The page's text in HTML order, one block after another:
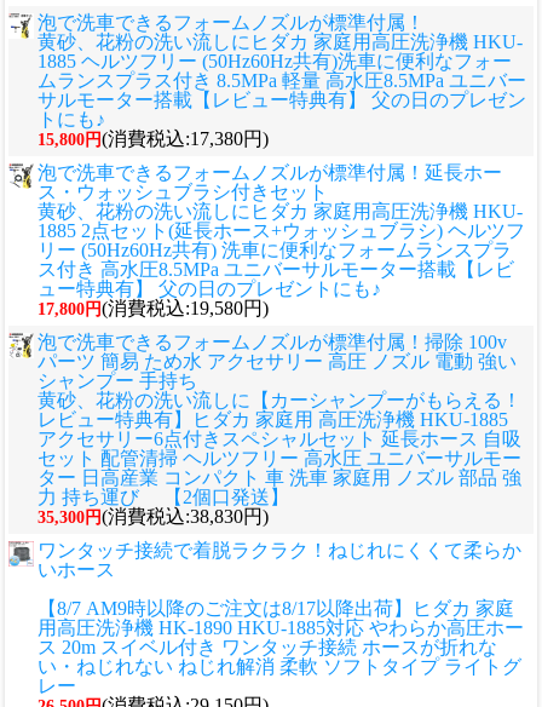
泡で洗車できるフォームノズルが標準付属！
黄砂、花粉の洗い流しに ヒダカ 家庭用高圧洗浄機 HKU-
1885 ヘルツフリー (50Hz60Hz共有)洗車に便利なフォー
ムランスプラス付き 8.5MPa 軽量 高水圧8.5MPa ユニバー
サルモーター搭載【レビュー特典有】 父の日のプレゼン
トにも♪
15,800円(消費税込:17,380円)
泡で洗車できるフォームノズルが標準付属！延長ホー
ス・ウォッシュブラシ付きセット
黄砂、花粉の洗い流しに ヒダカ 家庭用高圧洗浄機 HKU-
1885 2点セット(延長ホース+ウォッシュブラシ) ヘルツフ
リー (50Hz60Hz共有) 洗車に便利なフォームランスプラ
ス付き 高水圧8.5MPa ユニバーサルモーター搭載【レビ
ュー特典有】 父の日のプレゼントにも♪
17,800円(消費税込:19,580円)
泡で洗車できるフォームノズルが標準付属！掃除 100v
パーツ 簡易 ため水 アクセサリー 高圧 ノズル 電動 強い
シャンプー 手持ち
黄砂、花粉の洗い流しに
【カーシャンプーがもらえる！
レビュー特典有】ヒダカ 家庭用 高圧洗浄機 HKU-1885
アクセサリー6点付きスペシャルセット 延長ホース 自吸
セット 配管清掃 ヘルツフリー 高水圧 ユニバーサルモー
ター 日高産業 コンパクト 車 洗車 家庭用 ノズル 部品 強
力 持ち運び 【2個口発送】
35,300円(消費税込:38,830円)
ワンタッチ接続で着脱ラクラク！ねじれにくくて柔らか
いホース
【8/7 AM9時以降のご注文は8/17以降出荷】ヒダカ 家庭
用高圧洗浄機 HK-1890 HKU-1885対応 やわらか高圧ホー
ス 20m スイベル付き ワンタッチ接続 ホースが折れな
い・ねじれない ねじれ解消 柔軟 ソフトタイプ ライトグ
レー